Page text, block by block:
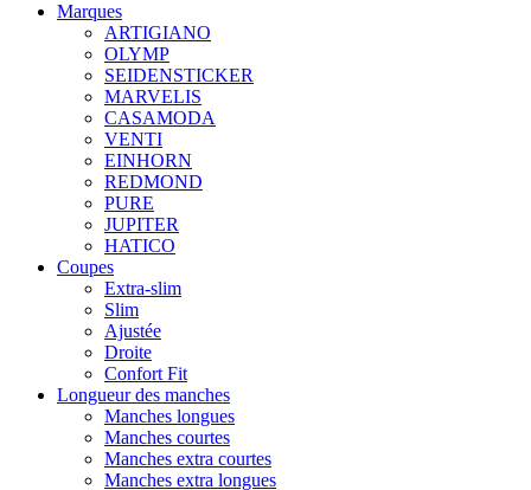
Marques
ARTIGIANO
OLYMP
SEIDENSTICKER
MARVELIS
CASAMODA
VENTI
EINHORN
REDMOND
PURE
JUPITER
HATICO
Coupes
Extra-slim
Slim
Ajustée
Droite
Confort Fit
Longueur des manches
Manches longues
Manches courtes
Manches extra courtes
Manches extra longues